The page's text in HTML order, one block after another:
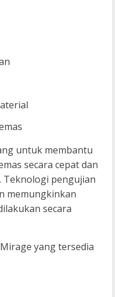
untuk membantu
secara cepat dan
Teknologi pengujian
memungkinkan
secara
yang tersedia